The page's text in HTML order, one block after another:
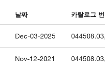
날짜 카탈로그
Dec-03-2025 044508.03,
Nov-12-2021 044508.03,